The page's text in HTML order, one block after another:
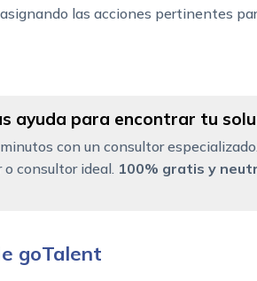
las acciones pertinentes
ayuda para encontrar tu
con un consultor
consultor ideal. 100% gratis y
goTalent